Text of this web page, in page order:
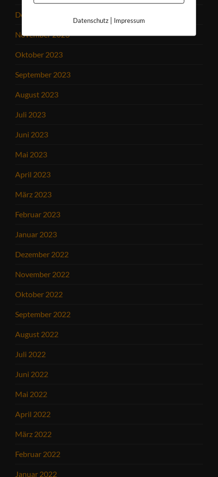
Dezember 2023
November 2023
Oktober 2023
September 2023
August 2023
Juli 2023
Juni 2023
Mai 2023
April 2023
März 2023
Februar 2023
Januar 2023
Dezember 2022
November 2022
Oktober 2022
September 2022
August 2022
Juli 2022
Juni 2022
Mai 2022
April 2022
März 2022
Februar 2022
Januar 2022
Datenschutz| Impressum